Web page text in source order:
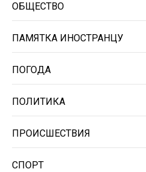
ОБЩЕСТВО
ПАМЯТКА ИНОСТРАНЦУ
ПОГОДА
ПОЛИТИКА
ПРОИСШЕСТВИЯ
СПОРТ